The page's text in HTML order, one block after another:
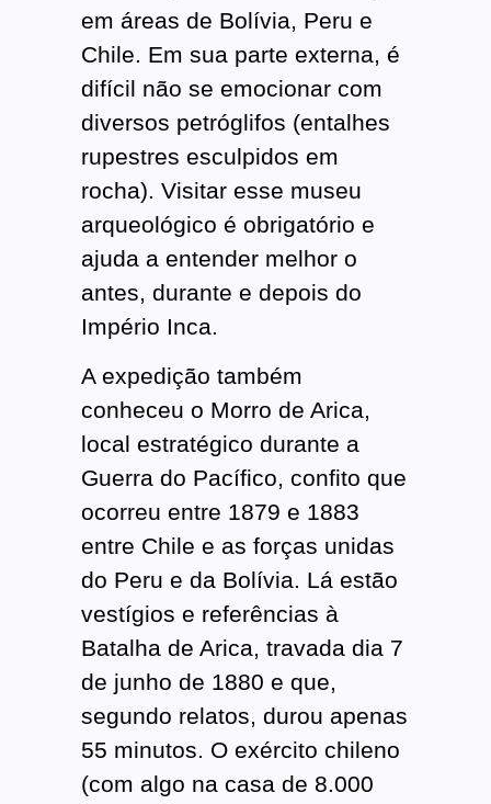
em áreas de Bolívia, Peru e
Chile. Em sua parte externa, é
difícil não se emocionar com
diversos petróglifos (entalhes
rupestres esculpidos em
rocha). Visitar esse museu
arqueológico é obrigatório e
ajuda a entender melhor o
antes, durante e depois do
Império Inca.
A expedição também
conheceu o Morro de Arica,
local estratégico durante a
Guerra do Pacífico, confito que
ocorreu entre 1879 e 1883
entre Chile e as forças unidas
do Peru e da Bolívia. Lá estão
vestígios e referências à
Batalha de Arica, travada dia 7
de junho de 1880 e que,
segundo relatos, durou apenas
55 minutos. O exército chileno
(com algo na casa de 8.000